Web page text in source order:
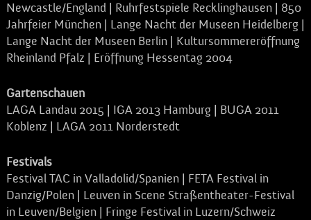
Newcastle/England | Ruhrfestspiele Recklinghausen | 850
Jahrfeier München | Lange Nacht der Museen Heidelberg |
Lange Nacht der Museen Berlin | Kultursommereröffnung
Rheinland Pfalz | Eröffnung Hessentag 2004
Gartenschauen
LAGA Landau 2015 | IGA 2013 Hamburg | BUGA 2011
Koblenz | LAGA 2011 Norderstedt
Festivals
Festival TAC in Valladolid/Spanien | FETA Festival in
Danzig/Polen | Leuven in Scene Straßentheater-Festival
in Leuven/Belgien | Fringe Festival in Luzern/Schweiz